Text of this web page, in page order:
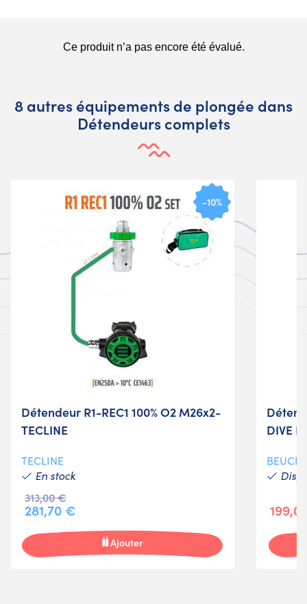
8 autres équipements de plongée dans
Détendeurs complets
-10%
Détendeur R1-REC1 100% O2 M26x2-
TECLINE
TECLINE
En stock
313,00 €
281,70 €
Ajouter
DIVE